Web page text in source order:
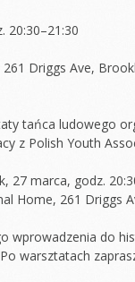
20:30–21:30
Driggs Ave,
tańca ludowego
z Polish Youth
27 marca, godz.
Home, 261 Driggs
wprowadzenia do
warsztatach